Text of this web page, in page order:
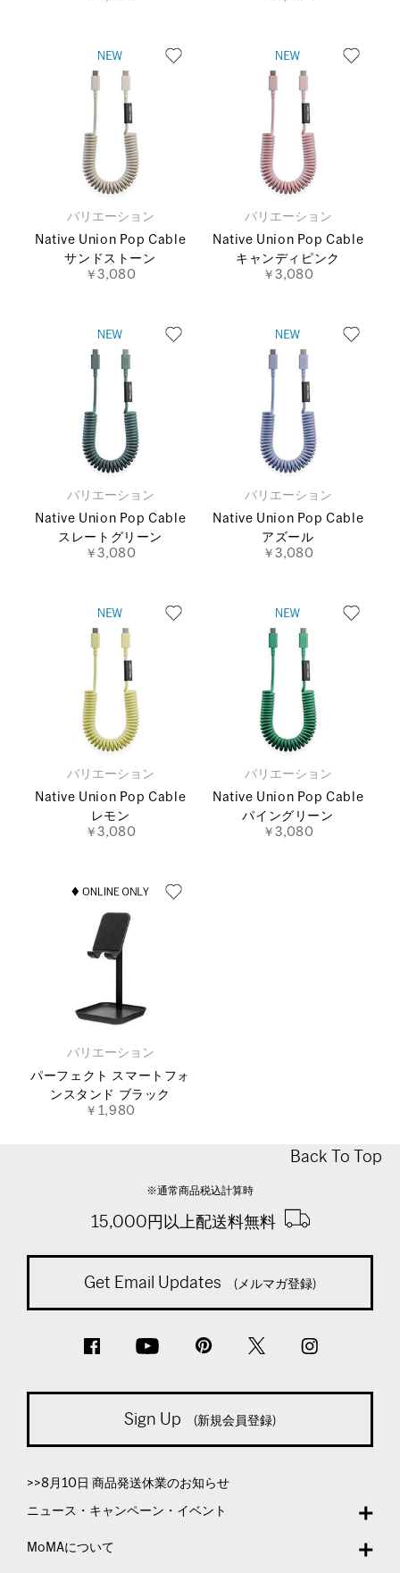
バリエーション
Native Union Pop Cable
サンドストーン
￥3,080
バリエーション
Native Union Pop Cable
キャンディピンク
￥3,080
バリエーション
Native Union Pop Cable
スレートグリーン
￥3,080
バリエーション
Native Union Pop Cable
アズール
￥3,080
バリエーション
Native Union Pop Cable
レモン
￥3,080
バリエーション
Native Union Pop Cable
パイングリーン
￥3,080
バリエーション
パーフェクト スマートフォ
ンスタンド ブラック
￥1,980
Back To Top
※通常商品税込計算時
15,000円以上配送料無料
Get Email Updates (メルマガ登録)
Sign Up (新規会員登録)
>>8月10日 商品発送休業のお知らせ
ニュース・キャンペーン・イベント
MoMAについて